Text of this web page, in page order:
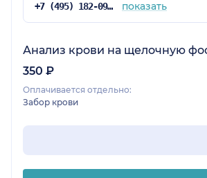
+7 (495) 182-09-65 показать
Анализ крови на щелочную
350 ₽
Оплачивается отдельно:
Забор крови